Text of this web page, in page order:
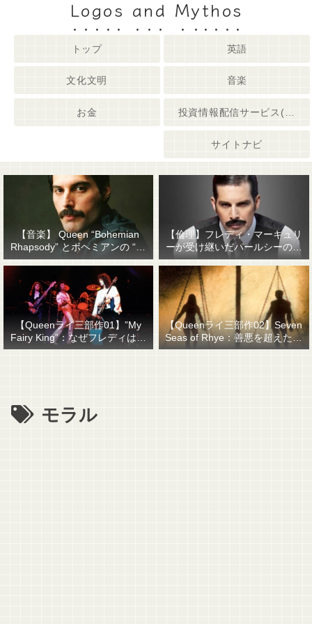
Logos and Mythos
トップ 英語
文化文明 音楽
お金
サイトナビ
【音楽】 Queen “Bohemian
Rhapsody” とボヘミアンの “他
人事感”
【倫理】フレディ・マーキュリ
ーが受け継いだパールシーの精
神遺産
【Queenライ三部作01】”My
Fairy King”：なぜフレディはマ
ーキュリーと名乗ったのか？
【Queenライ三部作02】Seven
Seas of Rhye：善悪を超えたも
のを善悪で裁くということ
モラル